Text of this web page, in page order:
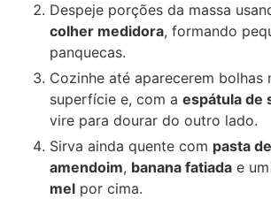
Despeje porções da massa
colher medidora, formando
panquecas.
Cozinhe até aparecerem bolhas
superfície e, com aespátula de
vire para dourar do outro lado.
Sirva ainda quente com pasta de
amendoim, banana fatiada e
mel por cima.